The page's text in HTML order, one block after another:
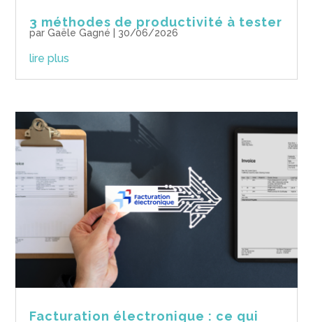
3 méthodes de productivité à tester
parGaële Gagné 30/06/2026
lire plus
Facturation électronique : ce qui